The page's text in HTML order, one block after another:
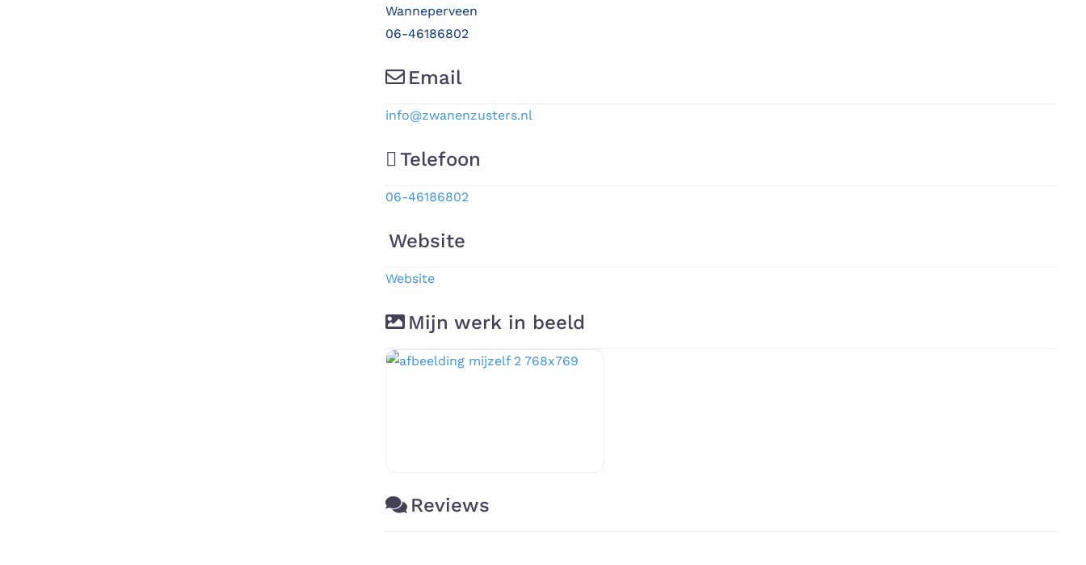
Wanneperveen
06-46186802
Email
info@zwanenzusters.nl
Telefoon
06-46186802
Website
Website
Mijn werk in beeld
Reviews